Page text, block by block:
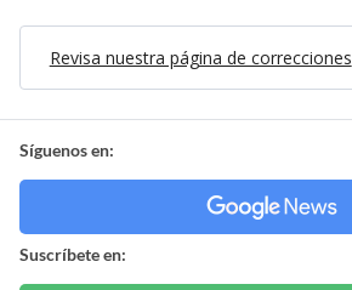
Revisa nuestra página de correcciones
Síguenos en:
Suscríbete en: